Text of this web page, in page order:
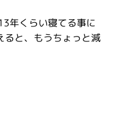
年くらい寝てる事に
ると、もうちょっと減